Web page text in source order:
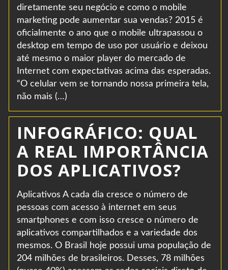
diretamente seu negócio e como o mobile
marketing pode aumentar sua vendas? 2015 é
oficialmente o ano que o mobile ultrapassou o
desktop em tempo de uso por usuário e deixou
até mesmo o maior player do mercado de
Internet com expectativas acima das esperadas.
“O celular vem se tornando nossa primeira tela,
não mais (…)
INFOGRÁFICO: QUAL
A REAL IMPORTÂNCIA
DOS APLICATIVOS?
Aplicativos A cada dia cresce o número de
pessoas com acesso à internet em seus
smartphones e com isso cresce o número de
aplicativos compartilhados e a variedade dos
mesmos. O Brasil hoje possui uma população de
204 milhões de brasileiros. Desses, 78 milhões